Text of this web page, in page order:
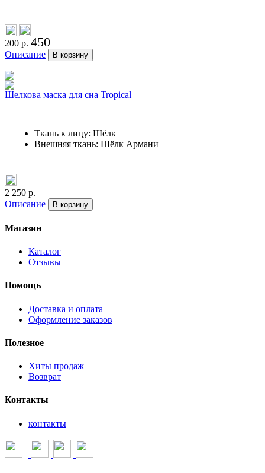
200 р. 450
Описание В корзину
Шелкова маска для сна Tropical
Ткань к лицу: Шёлк
Внешняя ткань: Шёлк Армани
2 250 р.
Описание
В корзину
Магазин
Каталог
Отзывы
Помощь
Доставка и оплата
Оформление заказов
Полезное
Хиты продаж
Возврат
Контакты
контакты